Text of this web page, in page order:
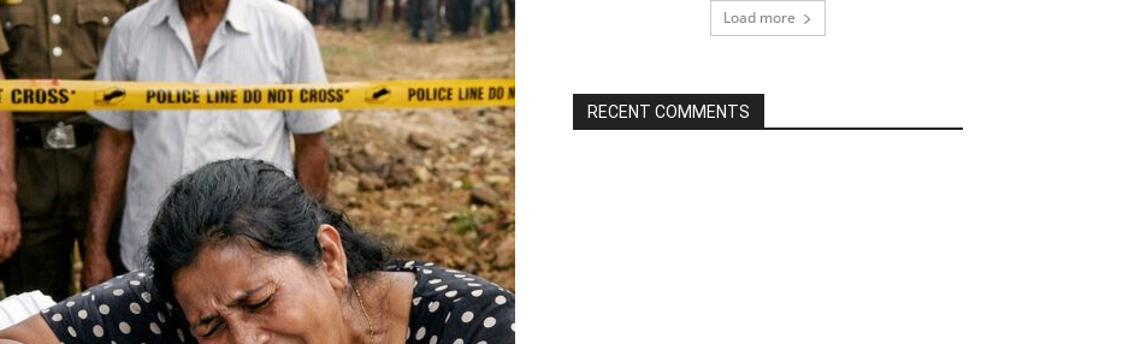
Load more
RECENT COMMENTS